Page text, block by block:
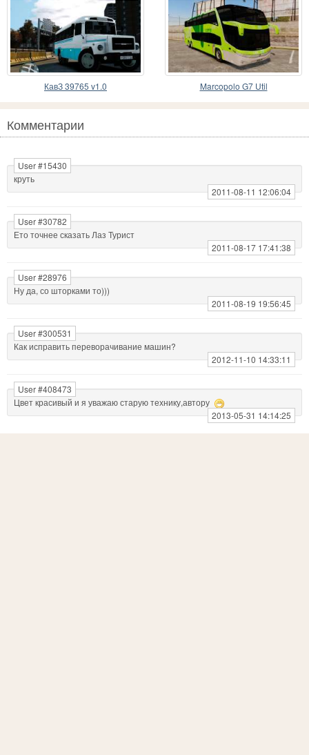
КавЗ 39765 v1.0 Marcopolo G7 Util
Комментарии
круть
User #15430
2011-08-11 12:06:04
Ето точнее сказать Лаз Турист
User #30782
2011-08-17 17:41:38
Ну да, со шторками то)))
User #28976
2011-08-19 19:56:45
Как исправить переворачивание машин?
User #300531
2012-11-10 14:33:11
Цвет красивый и я уважаю старую технику,автору
User #408473
2013-05-31 14:14:25